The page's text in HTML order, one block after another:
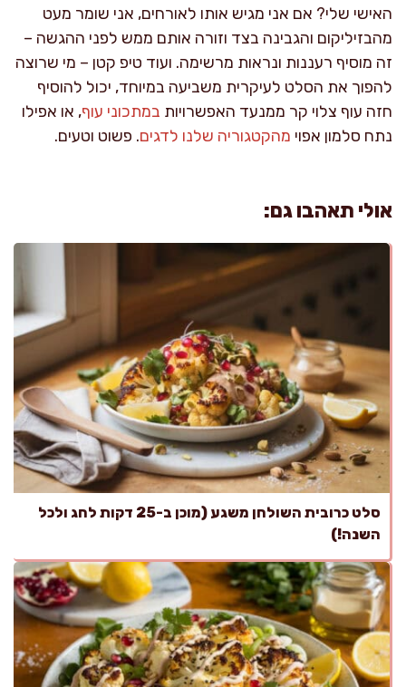
האישי שלי? אם אני מגיש אותו לאורחים, אני שומר מעט
מהבזיליקום והגבינה בצד וזורה אותם ממש לפני ההגשה –
זה מוסיף רעננות ונראות מרשימה. ועוד טיפ קטן – מי שרוצה
להפוך את הסלט לעיקרית משביעה במיוחד, יכול להוסיף
חזה עוף צלוי קר ממנעד האפשרויות במתכוני עוף, או אפילו
נתח סלמון אפוי מהקטגוריה שלנו לדגים. פשוט וטעים.
אולי תאהבו גם:
סלט כרובית השולחן משגע (מוכן ב-25 דקות לחג ולכל
השנה!)